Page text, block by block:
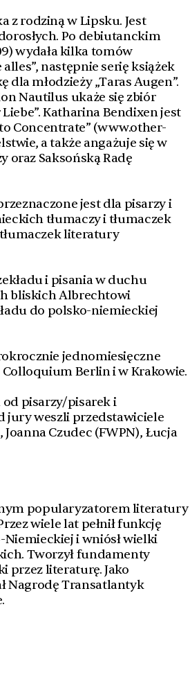
z rodziną w Lipsku. Jest
Po debiutanckim
wydała kilka tomów
następnie serię książek
dla młodzieży „Taras Augen”.
Nautilus ukaże się zbiór
Katharina Bendixen jest
Concentrate” (www.other-
a także angażuje się w
oraz Saksońską Radę
jest dla pisarzy i
tłumaczy i tłumaczek
literatury
i pisania w duchu
bliskich Albrechtowi
do polsko-niemieckiej
jednomiesięczne
Berlin i w Krakowie.
od pisarzy/pisarek i
jury weszli przedstawiciele
Czudec (FWPN), Łucja
popularyzatorem literatury
wiele lat pełnił funkcję
i wniósł wielki
Tworzył fundamenty
przez literaturę. Jako
Nagrodę Transatlantyk